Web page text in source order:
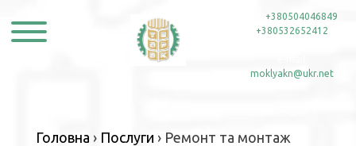
to
+380504046849
+380532652412
moklyakn@ukr.net
Головна › Послуги › Ремонт та монтаж